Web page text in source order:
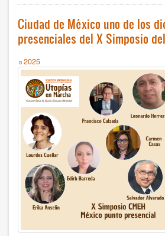
AÑO
2020
2019
2018
2017
2016
2014
Internacional
Humanista:
¡Más
de
más
de
20
países
conectados!
Ciudad de México uno de los
presenciales del X Simposio
Year
2025